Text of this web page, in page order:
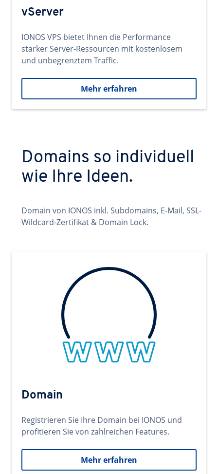
vServer
IONOS VPS bietet Ihnen die Performance
starker Server-Ressourcen mit kostenlosem
und unbegrenztem Traffic.
Mehr erfahren
Domains so individuell
wie Ihre Ideen.
Domain von IONOS inkl. Subdomains, E-Mail, SSL-
Wildcard-Zertifikat & Domain Lock.
Domain
Registrieren Sie Ihre Domain bei IONOS und
profitieren Sie von zahlreichen Features.
Mehr erfahren